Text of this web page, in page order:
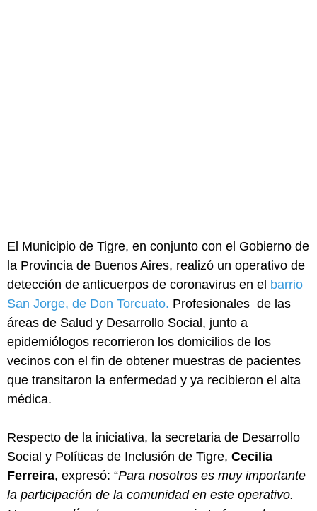
El Municipio de Tigre, en conjunto con el Gobierno de
la Provincia de Buenos Aires, realizó un operativo de
detección de anticuerpos de coronavirus en el barrio
San Jorge, de Don Torcuato. Profesionales de las
áreas de Salud y Desarrollo Social, junto a
epidemiólogos recorrieron los domicilios de los
vecinos con el fin de obtener muestras de pacientes
que transitaron la enfermedad y ya recibieron el alta
médica.
Respecto de la iniciativa, la secretaria de Desarrollo
Social y Políticas de Inclusión de Tigre, Cecilia
Ferreira, expresó: “Para nosotros es muy importante
la participación de la comunidad en este operativo.